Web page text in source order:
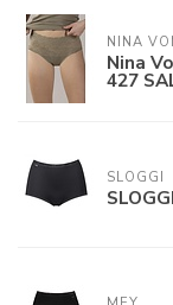
NINA
Nina
427
SLOGGI